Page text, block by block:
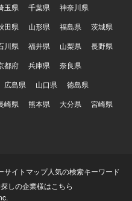
玉県 千葉県
神奈川県
田県 山形県 福島県
茨城県
川県 福井県 山梨県
長野県
都府 兵庫県
奈良県
広島県 山口県
徳島県
崎県 熊本県 大分県
宮崎県
サイトマップ人気の検索キーワード
しの企業様はこちら